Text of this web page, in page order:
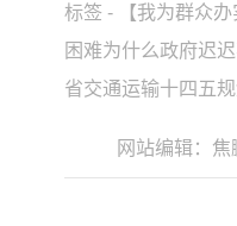
标签 - 【我为群众
困难为什么政府迟
省交通运输十四五规
网站编辑：